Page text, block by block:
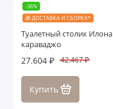
Стелла
Султан
Фелисия
Флоренция
-36%
🎁 ДОСТАВКА И СБОРКА*
Туалетный столик Илона
караваджо
27.604 ₽ 42.467 ₽
Купить